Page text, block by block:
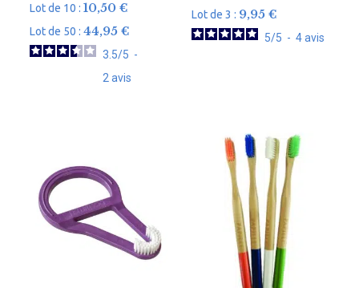
Lot de 10 :10,50€
Lot de 50 :44,95€
3.5/5 -
2avis
Lot de 3 : 9,95 €
5/5 - 4avis